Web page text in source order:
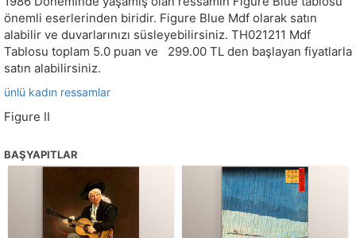
önemli eserlerinden biridir. Figure Blue Mdf olarak satın
alabilir ve duvarlarınızı süsleyebilirsiniz. TH021211 Mdf
Tablosu toplam 5.0 puan ve 299.00 TL den başlayan fiyatlarla
satın alabilirsiniz.
ünlü kadın ressamlar
Figure II
BAŞYAPITLAR